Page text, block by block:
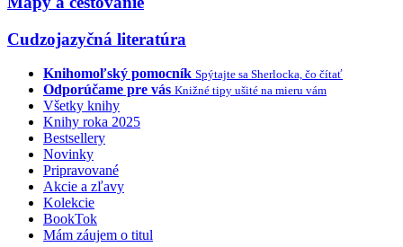
Cudzojazyčná literatúra
Knihomoľský pomocník Spýtajte sa Sherlocka, čo čítať
Odporúčame pre vás Knižné tipy ušité na mieru vám
Všetky knihy
Knihy roka 2025
Bestsellery
Novinky
Pripravované
Akcie a zľavy
Kolekcie
BookTok
Mám záujem o titul